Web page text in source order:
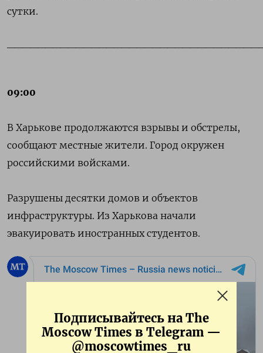
Подписывайтесь на The
Moscow Times в Telegram —
@moscowtimes_ru
сутки.
09:00
В Харькове продолжаются взрывы и обстрелы,
сообщают местные жители. Город окружен
российскими войсками.
Разрушены десятки домов и объектов
инфраструктуры. Из Харькова начали
эвакуировать иностранных студентов.